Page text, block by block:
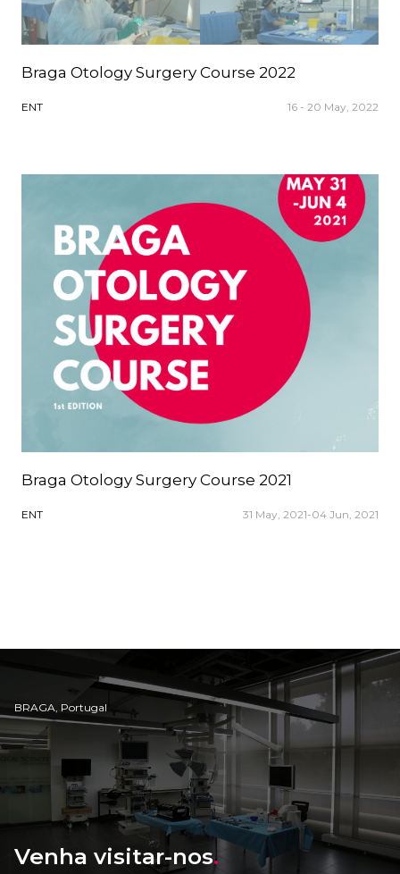
Braga Otology Surgery Course 2022
ENT 16 - 20 May, 2022
Braga Otology Surgery Course 2021
ENT 31 May, 2021-04 Jun, 2021
BRAGA, Portugal
Venha visitar-nos.